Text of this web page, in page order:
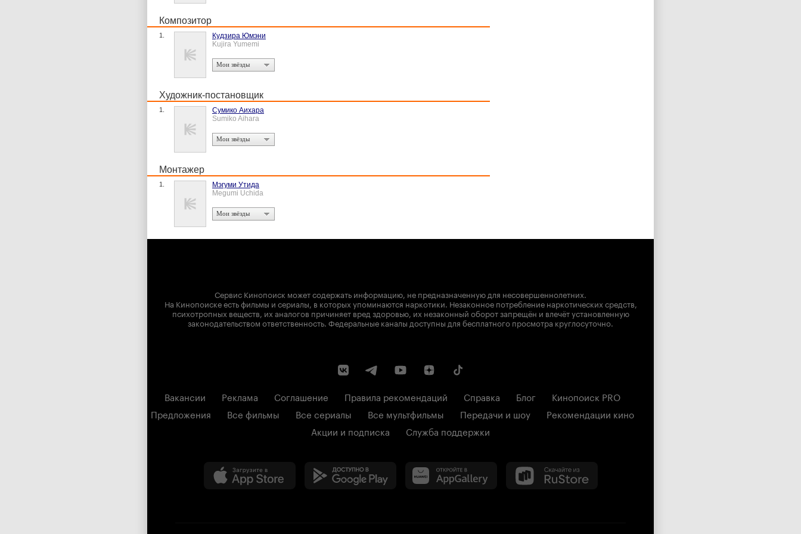
Композитор
1.
Кудзира Юмэни
Kujira Yumemi
Мои звёзды
Художник-постановщик
1.
Сумико Аихара
Sumiko Aihara
Мои звёзды
Монтажер
1.
Мэгуми Утида
Megumi Uchida
Мои звёзды
Сервис Кинопоиск может содержать информацию, не предназначенную для несовершеннолетних.
На Кинопоиске есть фильмы и сериалы, в которых упоминаются наркотики. Незаконное потребление наркотических средств,
психотропных веществ, их аналогов причиняет вред здоровью, их незаконный оборот запрещён и влечёт установленную
законодательством ответственность. Федеральные каналы доступны для бесплатного просмотра круглосуточно.
Вакансии Реклама Соглашение Правила рекомендаций Справка Блог
Кинопоиск PRO
Предложения
Все фильмы Все сериалы Все мультфильмы Передачи и шоу
Рекомендации кино
Акции и подписка
Служба поддержки